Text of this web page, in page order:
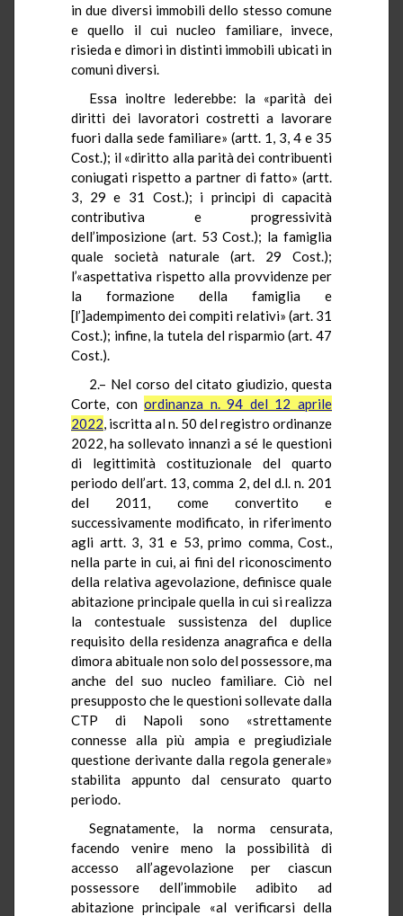
in due diversi immobili dello stesso comune
e quello il cui nucleo familiare, invece,
risieda e dimori in distinti immobili ubicati in
comuni diversi.
Essa inoltre lederebbe: la «parità dei
diritti dei lavoratori costretti a lavorare
fuori dalla sede familiare» (artt. 1, 3, 4 e 35
Cost.); il «diritto alla parità dei contribuenti
coniugati rispetto a partner di fatto» (artt.
3, 29 e 31 Cost.); i principi di capacità
contributiva e progressività
dell’imposizione (art. 53 Cost.); la famiglia
quale società naturale (art. 29 Cost.);
l’«aspettativa rispetto alla provvidenze per
la formazione della famiglia e
[l’]adempimento dei compiti relativi» (art. 31
Cost.); infine, la tutela del risparmio (art. 47
Cost.).
2.– Nel corso del citato giudizio, questa
Corte, conordinanza n. 94 del 12 aprile
2022, iscritta al n. 50 del registro ordinanze
2022, ha sollevato innanzi a sé le questioni
di legittimità costituzionale del quarto
periodo dell’art. 13, comma 2, del d.l. n. 201
del 2011, come convertito e
successivamente modificato, in riferimento
agli artt. 3, 31 e 53, primo comma, Cost.,
nella parte in cui, ai fini del riconoscimento
della relativa agevolazione, definisce quale
abitazione principale quella in cui si realizza
la contestuale sussistenza del duplice
requisito della residenza anagrafica e della
dimora abituale non solo del possessore, ma
anche del suo nucleo familiare. Ciò nel
presupposto che le questioni sollevate dalla
CTP di Napoli sono «strettamente
connesse alla più ampia e pregiudiziale
questione derivante dalla regola generale»
stabilita appunto dal censurato quarto
periodo.
Segnatamente, la norma censurata,
facendo venire meno la possibilità di
accesso all’agevolazione per ciascun
possessore dell’immobile adibito ad
abitazione principale «al verificarsi della